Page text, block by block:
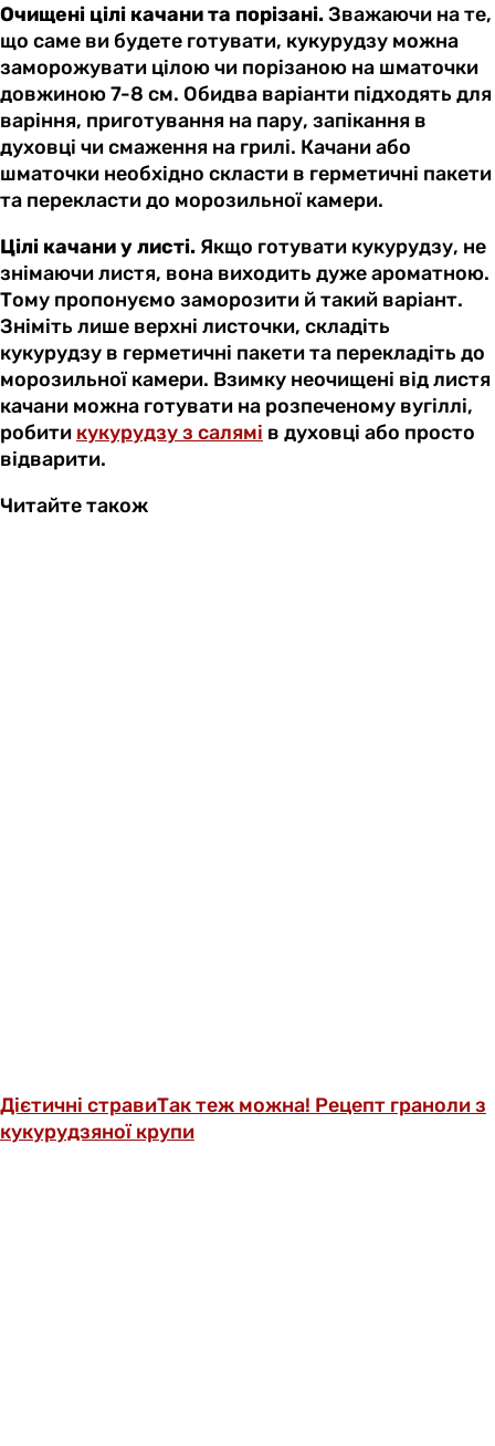
Очищені цілі качани та порізані.Зважаючи на те,
що саме ви будете готувати, кукурудзу можна
заморожувати цілою чи порізаною на шматочки
довжиною 7-8 см. Обидва варіанти підходять для
варіння, приготування на пару, запікання в
духовці чи смаження на грилі. Качани або
шматочки необхідно скласти в герметичні пакети
та перекласти до морозильної камери.
Цілі качани у листі. Якщо готувати кукурудзу, не
знімаючи листя, вона виходить дуже ароматною.
Тому пропонуємо заморозити й такий варіант.
Зніміть лише верхні листочки, складіть
кукурудзу в герметичні пакети та перекладіть до
морозильної камери. Взимку неочищені від листя
качани можна готувати на розпеченому вугіллі,
робити кукурудзу з салямі в духовці або просто
відварити.
Читайте також
Дієтичні стравиТак теж можна! Рецепт граноли з
кукурудзяної крупи